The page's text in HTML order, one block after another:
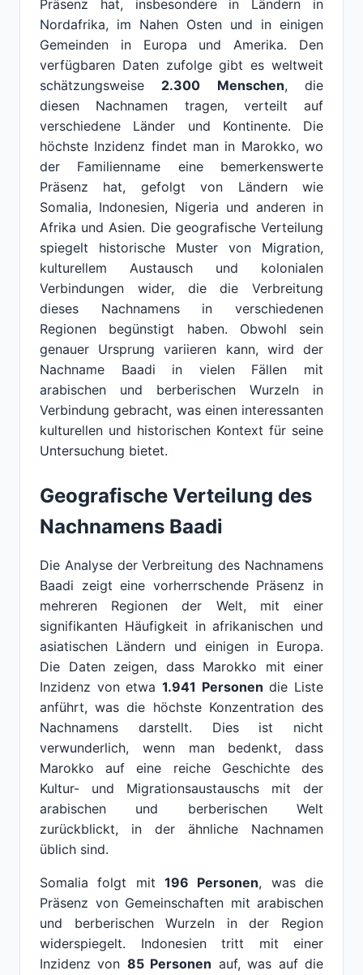
Präsenz hat, insbesondere in Ländern in
Nordafrika, im Nahen Osten und in einigen
Gemeinden in Europa und Amerika. Den
verfügbaren Daten zufolge gibt es weltweit
schätzungsweise 2.300 Menschen, die
diesen Nachnamen tragen, verteilt auf
verschiedene Länder und Kontinente. Die
höchste Inzidenz findet man in Marokko, wo
der Familienname eine bemerkenswerte
Präsenz hat, gefolgt von Ländern wie
Somalia, Indonesien, Nigeria und anderen in
Afrika und Asien. Die geografische Verteilung
spiegelt historische Muster von Migration,
kulturellem Austausch und kolonialen
Verbindungen wider, die die Verbreitung
dieses Nachnamens in verschiedenen
Regionen begünstigt haben. Obwohl sein
genauer Ursprung variieren kann, wird der
Nachname Baadi in vielen Fällen mit
arabischen und berberischen Wurzeln in
Verbindung gebracht, was einen interessanten
kulturellen und historischen Kontext für seine
Untersuchung bietet.
Geografische Verteilung des
Nachnamens Baadi
Die Analyse der Verbreitung des Nachnamens
Baadi zeigt eine vorherrschende Präsenz in
mehreren Regionen der Welt, mit einer
signifikanten Häufigkeit in afrikanischen und
asiatischen Ländern und einigen in Europa.
Die Daten zeigen, dass Marokko mit einer
Inzidenz von etwa 1.941 Personen die Liste
anführt, was die höchste Konzentration des
Nachnamens darstellt. Dies ist nicht
verwunderlich, wenn man bedenkt, dass
Marokko auf eine reiche Geschichte des
Kultur- und Migrationsaustauschs mit der
arabischen und berberischen Welt
zurückblickt, in der ähnliche Nachnamen
üblich sind.
Somalia folgt mit 196 Personen, was die
Präsenz von Gemeinschaften mit arabischen
und berberischen Wurzeln in der Region
widerspiegelt. Indonesien tritt mit einer
Inzidenz von 85 Personen auf, was auf die